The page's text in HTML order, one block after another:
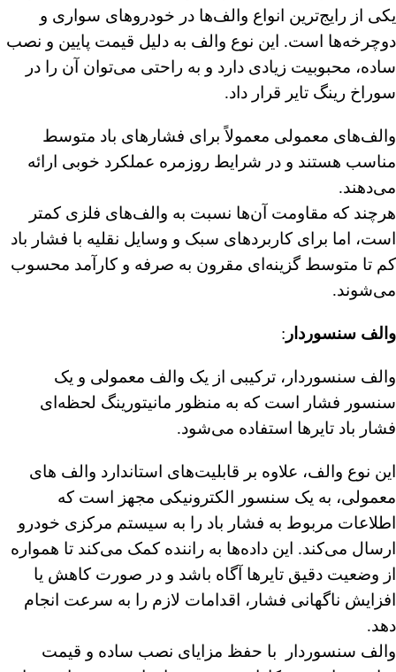
یکی از رایج‌ترین انواع والف‌ها در خودروهای سواری و
دوچرخه‌ها است. این نوع والف به دلیل قیمت پایین و نصب
ساده، محبوبیت زیادی دارد و به راحتی می‌توان آن را در
سوراخ رینگ تایر قرار داد.
والف‌های معمولی معمولاً برای فشارهای باد متوسط
مناسب هستند و در شرایط روزمره عملکرد خوبی ارائه
می‌دهند.
هرچند که مقاومت آن‌ها نسبت به والف‌های فلزی کمتر
است، اما برای کاربردهای سبک و وسایل نقلیه با فشار باد
کم تا متوسط گزینه‌ای مقرون به صرفه و کارآمد محسوب
می‌شوند.
والف سنسوردار :
والف سنسوردار، ترکیبی از یک والف معمولی و یک
سنسور فشار است که به منظور مانیتورینگ لحظه‌ای
فشار باد تایرها استفاده می‌شود.
این نوع والف، علاوه بر قابلیت‌های استاندارد والف‌ های
معمولی، به یک سنسور الکترونیکی مجهز است که
اطلاعات مربوط به فشار باد را به سیستم مرکزی خودرو
ارسال می‌کند. این داده‌ها به راننده کمک می‌کند تا همواره
از وضعیت دقیق تایرها آگاه باشد و در صورت کاهش یا
افزایش ناگهانی فشار، اقدامات لازم را به سرعت انجام
دهد.
والف سنسوردار با حفظ مزایای نصب ساده و قیمت